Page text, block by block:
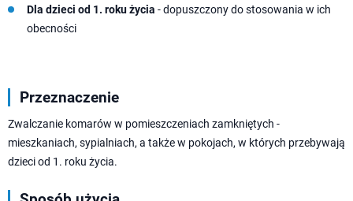
Dla dzieci od 1. roku życia - dopuszczony do stosowania w ich
obecności
Przeznaczenie
Zwalczanie komarów w pomieszczeniach zamkniętych -
mieszkaniach, sypialniach, a także w pokojach, w których przebywają
dzieci od 1. roku życia.